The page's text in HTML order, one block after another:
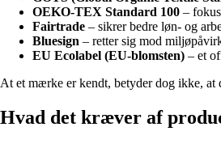
OEKO-TEX Standard 100 –
Fairtrade – sikrer bedre løn- og
Bluesign – retter sig mod
EU Ecolabel (EU-blomsten) – et
At et mærke er kendt, betyder dog ikke,
Hvad det kræver af